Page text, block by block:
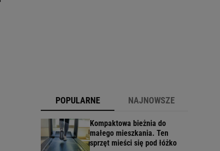
POPULARNE NAJNOWSZE
Kompaktowa bieżnia do
małego mieszkania. Ten
sprzęt mieści się pod łóżko